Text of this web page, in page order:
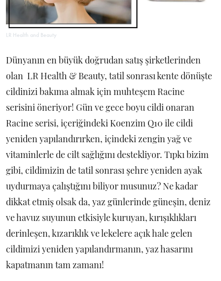
LR Health and Beauty
Dünyanın en büyük doğrudan satış şirketlerinden
olan LR Health & Beauty, tatil sonrası kente dönüşte
cildinizi bakıma almak için muhteşem Racine
serisini öneriyor! Gün ve gece boyu cildi onaran
Racine serisi, içeriğindeki Koenzim Q10 ile cildi
yeniden yapılandırırken, içindeki zengin yağ ve
vitaminlerle de cilt sağlığını destekliyor. Tıpkı bizim
gibi, cildimizin de tatil sonrası şehre yeniden ayak
uydurmaya çalıştığını biliyor musunuz? Ne kadar
dikkat etmiş olsak da, yaz günlerinde güneşin, deniz
ve havuz suyunun etkisiyle kuruyan, kırışıklıkları
derinleşen, kızarıklık ve lekelere açık hale gelen
cildimizi yeniden yapılandırmanın, yaz hasarını
kapatmanın tam zamanı!